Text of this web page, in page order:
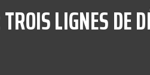
LIGNES DE